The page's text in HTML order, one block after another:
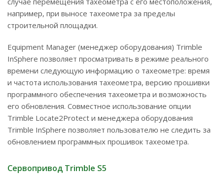
например, при выносе тахеометра за пределы
строительной площадки.
Equipment Manager (менеджер оборудования) Trimble
InSphere позволяет просматривать в режиме реального
времени следующую информацию о тахеометре: время
и частота использования тахеометра, версию прошивки
программного обеспечения тахеометра и возможность
его обновления. Совместное использование опции
Trimble Locate2Protect и менеджера оборудования
Trimble InSphere позволяет пользователю не следить за
обновлением программных прошивок тахеометра.
Сервопривод Trimble S5